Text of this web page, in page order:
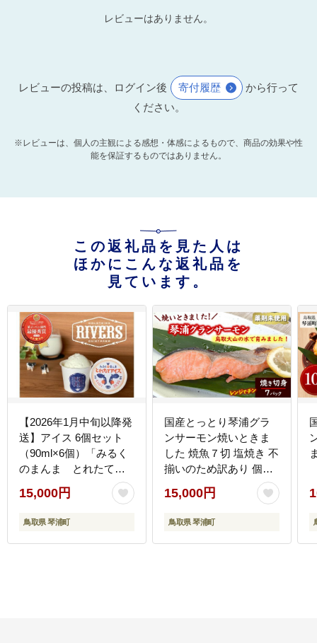
レビューはありません。
レビューの投稿は、ログイン後 寄付履歴
から行って
ください。
※レビューは、個人の主観による感想・体感によるもので、商品の効果や性
能を保証するものではありません。
この返礼品を見た人は
ほかにこんな返礼品を
見ています。
【2026年1月中旬以降発
送】アイス 6個セット
（90ml×6個）「みるく
のまんま とれたてア
イス」《「食パラダイ
ス鳥取県」最優秀賞受
賞》
15,000円
鳥取県 琴浦町
国産とっとり琴浦グラ
ンサーモン焼いときま
した 焼魚７切 塩焼き 不
揃いのため訳あり 個包
装 レンチン
15,000円
鳥取県 琴浦町